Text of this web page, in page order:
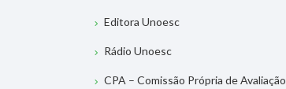
Editora Unoesc
Rádio Unoesc
CPA – Comissão Própria de Avaliação